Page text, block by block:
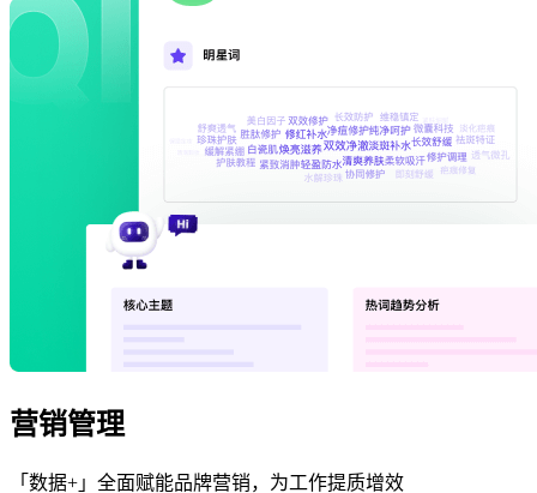
营销管理
「数据+」全面赋能品牌营销，为工作提质增效